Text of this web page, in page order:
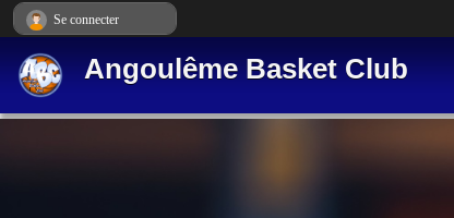
Angoulême Basket Club
Se connecter
Panneau de gestion des cookies